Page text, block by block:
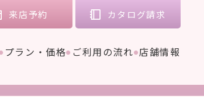
プラン・価格 ご利用の流れ 店舗情報
来店予約 カタログ請求